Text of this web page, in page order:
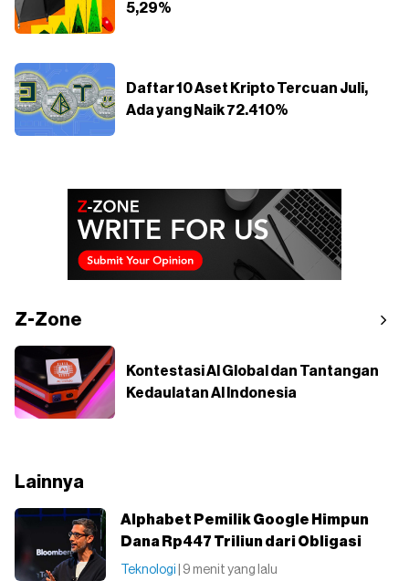
5,29%
Daftar 10 Aset Kripto Tercuan Juli,
Ada yang Naik 72.410%
Z-Zone
Kontestasi AI Global dan Tantangan
Kedaulatan AI Indonesia
Lainnya
Alphabet Pemilik Google Himpun
Dana Rp447 Triliun dari Obligasi
Teknologi | 9 menit yang lalu